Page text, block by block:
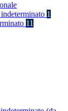
1
11